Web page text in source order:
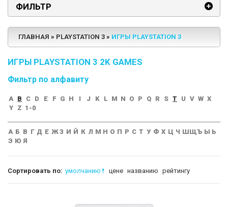
ФИЛЬТР
ГЛАВНАЯ PLAYSTATION 3 ИГРЫ PLAYSTATION 3
ИГРЫ PLAYSTATION 3 2K GAMES
Фильтр по алфавиту
A B C D E F G H I J K L M N O P Q R S T U V W X
Y
Z 1-0
А Б В Г Д Е ЖЗ И Й К Л М Н О П Р С Т У Ф Х Ц Ч ШЩЪ Ы Ь
Э Ю Я
Сортировать по: умолчанию цене названию рейтингу